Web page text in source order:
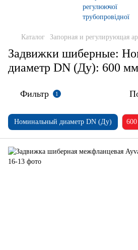
Каталог Запорная и регулирующая
Задвижки шиберные:
диаметр DN (Ду): 600 мм
Фильтр 1
Номинальный диаметр DN (Ду)